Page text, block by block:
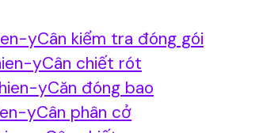
Cân kiểm tra đóng gói
Cân chiết rót
Căn đóng bao
Cân phân cở